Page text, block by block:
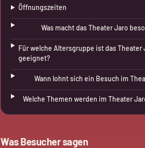
Öffnungszeiten
Was macht das Theater Jaro
Für welche Altersgruppe ist das Theater
geeignet?
Wann lohnt sich ein Besuch im
Welche Themen werden im Theater
Was Besucher sagen